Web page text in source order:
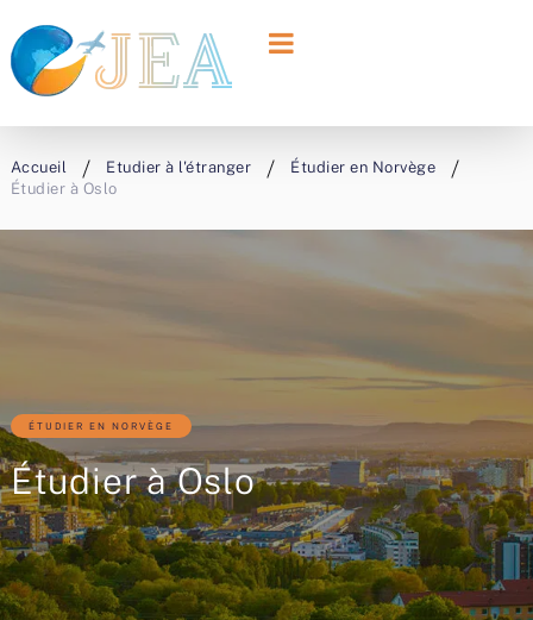
Accueil Etudier à l'étranger
Étudier en Norvège
Étudier à Oslo
ÉTUDIER EN NORVÈGE
Étudier à Oslo